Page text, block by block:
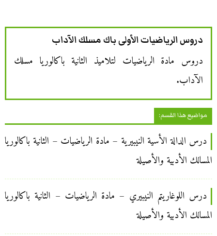
دروس الرياضيات الأولى باك مسلك الآداب
دروس مادة الرياضيات لتلاميذ الثانية باكالوريا مسلك
الآداب.
مواضيع هذا القسم:
درس الدالة الأسية النيبيرية – مادة الرياضيات – الثانية باكالوريا
المسالك الأدبية والأصيلة
درس اللوغاريتم النيبيري – مادة الرياضيات – الثانية باكالوريا
المسالك الأدبية والأصيلة